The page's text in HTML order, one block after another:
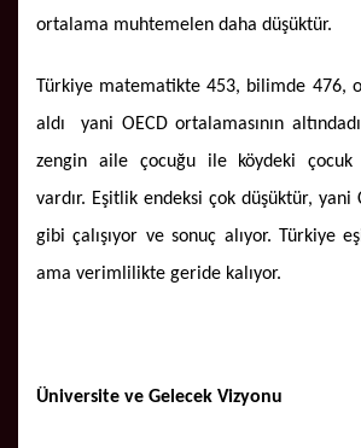
ortalama muhtemelen daha düşüktür.
Türkiye matematikte 453, bilimde 476,
aldı yani OECD ortalamasının
zengin aile çocuğu ile köydeki çocuk
vardır. Eşitlik endeksi çok düşüktür, yani
gibi çalışıyor ve sonuç alıyor. Türkiye
ama verimlilikte geride kalıyor.
Üniversite ve Gelecek Vizyonu